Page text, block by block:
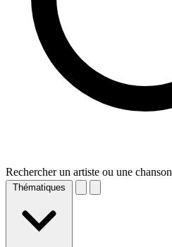
Rechercher un artiste ou une chanson
Thématiques